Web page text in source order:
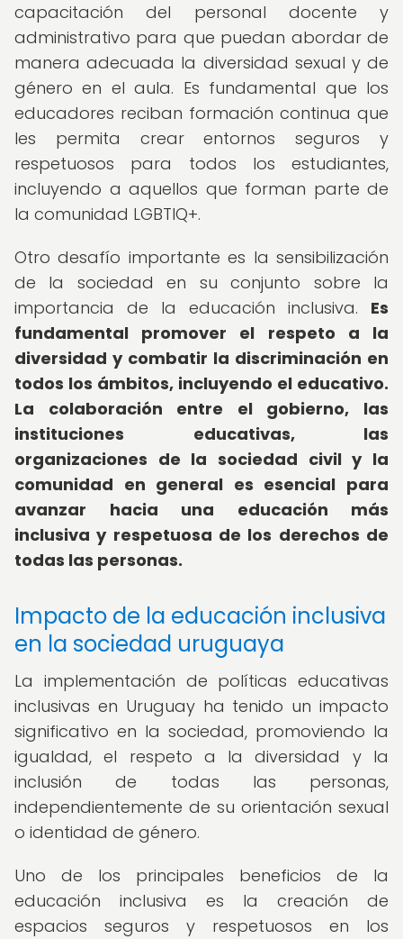
capacitación del personal docente y
administrativo para que puedan abordar de
manera adecuada la diversidad sexual y de
género en el aula. Es fundamental que los
educadores reciban formación continua que
les permita crear entornos seguros y
respetuosos para todos los estudiantes,
incluyendo a aquellos que forman parte de
la comunidad LGBTIQ+.
Otro desafío importante es la sensibilización
de la sociedad en su conjunto sobre la
importancia de la educación inclusiva. Es
fundamental promover el respeto a la
diversidad y combatir la discriminación en
todos los ámbitos, incluyendo el educativo.
La colaboración entre el gobierno, las
instituciones educativas, las
organizaciones de la sociedad civil y la
comunidad en general es esencial para
avanzar hacia una educación más
inclusiva y respetuosa de los derechos de
todas las personas.
Impacto de la educación inclusiva
en la sociedad uruguaya
La implementación de políticas educativas
inclusivas en Uruguay ha tenido un impacto
significativo en la sociedad, promoviendo la
igualdad, el respeto a la diversidad y la
inclusión de todas las personas,
independientemente de su orientación sexual
o identidad de género.
Uno de los principales beneficios de la
educación inclusiva es la creación de
espacios seguros y respetuosos en los